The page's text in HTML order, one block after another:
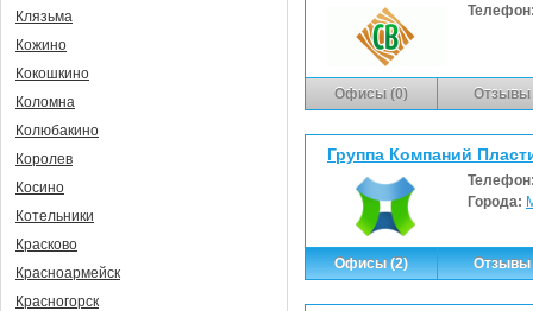
Офисы (0) Отзывы
Группа Компаний
Города:
Офисы (2) Отзывы
Клязьма
Кожино
Кокошкино
Коломна
Колюбакино
Королев
Косино
Котельники
Красково
Красноармейск
Красногорск